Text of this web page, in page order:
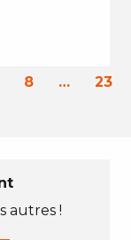
8 … 23
autres !